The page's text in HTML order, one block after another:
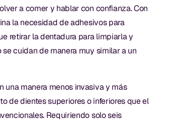
a comer y hablar con confianza. Con
la necesidad de adhesivos para
retirar la dentadura para limpiarla y
cuidan de manera muy similar a un
manera menos invasiva y más
de dientes superiores o inferiores que el
Requiriendo solo seis